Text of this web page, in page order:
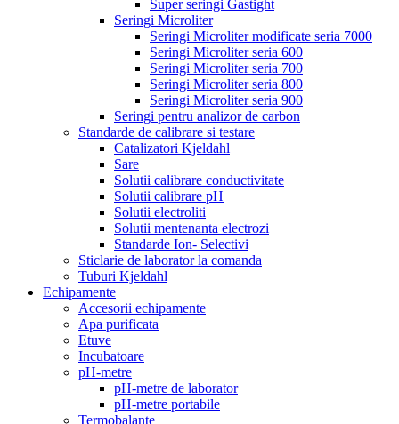
Super seringi Gastight
Seringi Microliter
Seringi Microliter modificate seria 7000
Seringi Microliter seria 600
Seringi Microliter seria 700
Seringi Microliter seria 800
Seringi Microliter seria 900
Seringi pentru analizor de carbon
Standarde de calibrare si testare
Catalizatori Kjeldahl
Sare
Solutii calibrare conductivitate
Solutii calibrare pH
Solutii electroliti
Solutii mentenanta electrozi
Standarde Ion- Selectivi
Sticlarie de laborator la comanda
Tuburi Kjeldahl
Echipamente
Accesorii echipamente
Apa purificata
Etuve
Incubatoare
pH-metre
pH-metre de laborator
pH-metre portabile
Termobalante